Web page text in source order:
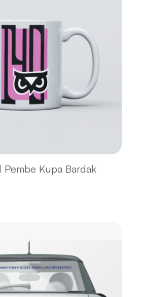
Pembe Kupa Bardak